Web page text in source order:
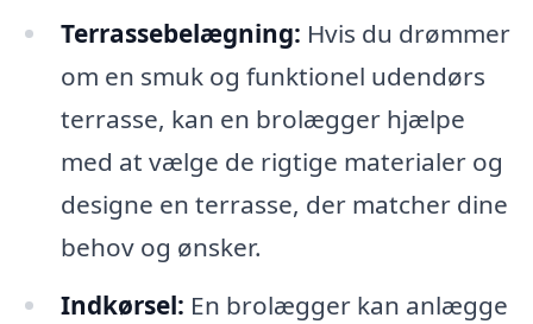
Terrassebelægning: Hvis du drømmer
om en smuk og funktionel udendørs
terrasse, kan en brolægger hjælpe
med at vælge de rigtige materialer og
designe en terrasse, der matcher dine
behov og ønsker.
Indkørsel: En brolægger kan anlægge